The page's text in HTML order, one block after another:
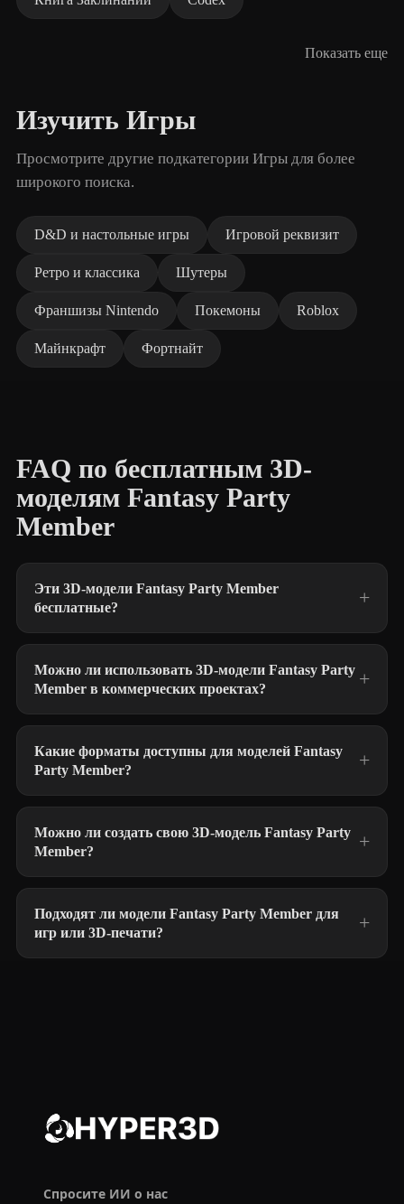
Показать еще
Изучить Игры
Просмотрите другие подкатегории Игры для более
широкого поиска.
D&D и настольные игры Игровой реквизит
Ретро и классика Шутеры
Франшизы Nintendo Покемоны Roblox
Майнкрафт Фортнайт
FAQ по бесплатным 3D-
моделям Fantasy Party
Member
Эти 3D-модели Fantasy Party Member
бесплатные?
Можно ли использовать 3D-модели Fantasy Party
Member в коммерческих проектах?
Какие форматы доступны для моделей Fantasy
Party Member?
Можно ли создать свою 3D-модель Fantasy Party
Member?
Подходят ли модели Fantasy Party Member для
игр или 3D-печати?
Спросите ИИ о нас